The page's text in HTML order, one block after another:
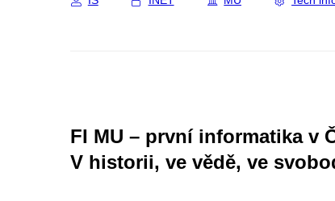
FI MU – první informatika v
V historii, ve vědě, ve